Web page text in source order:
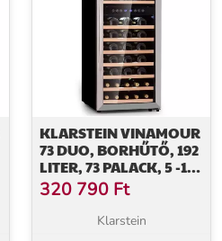
KLARSTEIN VINAMOUR
73 DUO, BORHŰTŐ, 192
LITER, 73 PALACK, 5 -18
°C, 2 ZÓNA,
ÉRINTÉSVEZÉRLÉS
320 790 Ft
Klarstein